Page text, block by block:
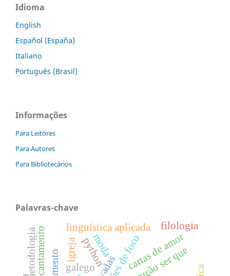
Idioma
English
Español (España)
Italiano
Português (Brasil)
Informações
Para Leitores
Para Autores
Para Bibliotecários
Palavras-chave
galego cartas de amor
linguística aplicada
python
moda
igreja
metodologia
filologia